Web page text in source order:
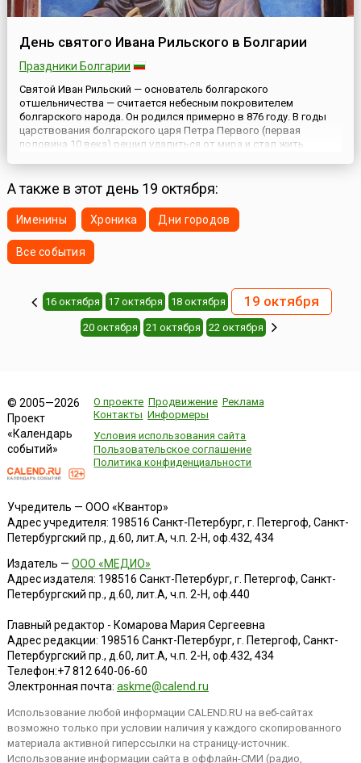
День святого Ивана Рильского в Болгарии
Праздники Болгарии
Святой Иван Рильский — основатель болгарского
отшельничества — считается небесным покровителем
болгарского народа. Он родился примерно в 876 году. В годы
царствования болгарского царя Петра Первого (первая
половина 10 века) решил удалиться от мира и стал жить
животные сами нахо...
А также в этот день 19 октября:
Именины Хроника Дни городов
Все события
16 октября 17 октября 18 октября 19 октября
20 октября 21 октября 22 октября
© 2005—2026
Проект
«Календарь
событий»
О проекте Продвижение Реклама
Контакты Информеры
Условия использования сайта
Пользовательское соглашение
Политика конфиденциальности
Учредитель — ООО «Квантор»
Адрес учредителя: 198516 Санкт-Петербург, г. Петергоф, Санкт-
Петербургский пр., д.60, лит.А, ч.п. 2-Н, оф.432, 434
Издатель — ООО «МЕДИО»
Адрес издателя: 198516 Санкт-Петербург, г. Петергоф, Санкт-
Петербургский пр., д.60, лит.А, ч.п. 2-Н, оф.440
Главный редактор - Комарова Мария Сергеевна
Адрес редакции: 198516 Санкт-Петербург, г. Петергоф, Санкт-
Петербургский пр., д.60, лит.А, ч.п. 2-Н, оф.432, 434
Телефон:+7 812 640-06-60
Электронная почта: askme@calend.ru
Использование любой информации CALEND.RU на веб-сайтах
возможно только при условии наличия у каждого скопированного
материала активной гиперссылки на страницу-источник.
Использование информации сайта в оффлайн-СМИ (радио,